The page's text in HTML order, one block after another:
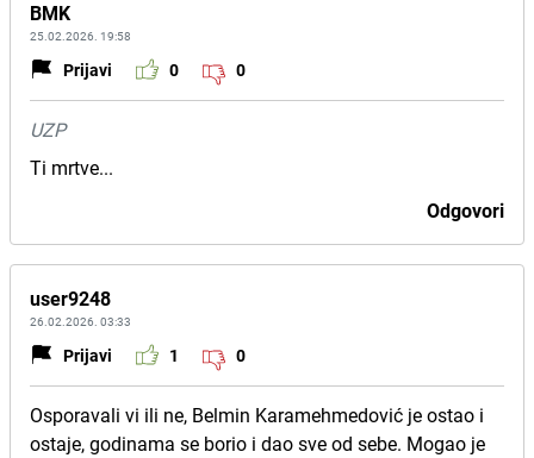
BMK
25.02.2026. 19:58
Prijavi 0 0
UZP
Ti mrtve...
Odgovori
user9248
26.02.2026. 03:33
Prijavi 1 0
Osporavali vi ili ne, Belmin Karamehmedović je ostao i
ostaje, godinama se borio i dao sve od sebe. Mogao je